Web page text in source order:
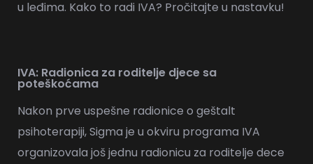
u leđima. Kako to radi IVA? Pročitajte u nastavku!
IVA: Radionica za roditelje djece sa
poteškoćama
Nakon prve uspešne radionice o geštalt
psihoterapiji, Sigma je u okviru programa IVA
organizovala još jednu radionicu za roditelje dece